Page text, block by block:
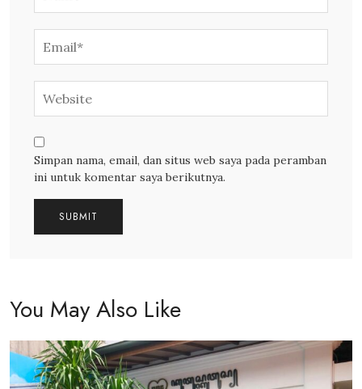
Simpan nama, email, dan situs web saya pada peramban
ini untuk komentar saya berikutnya.
You May Also Like